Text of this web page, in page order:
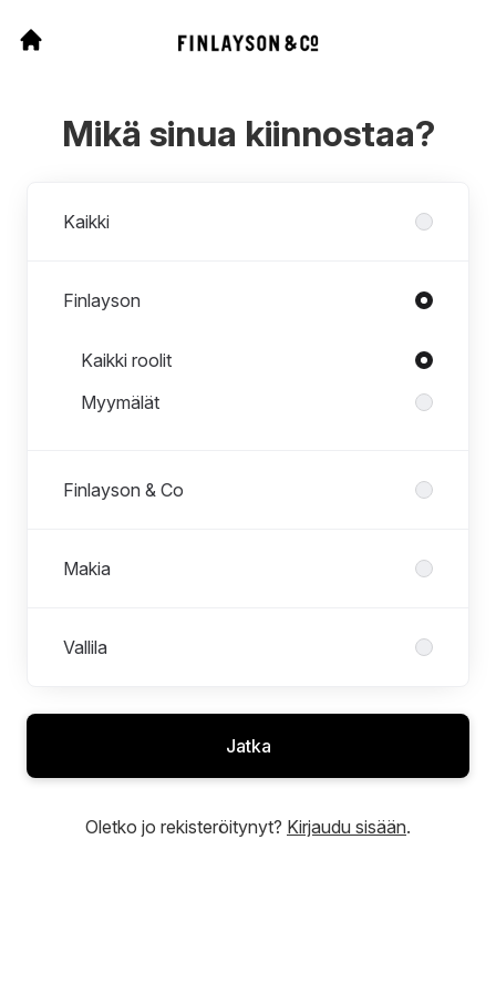
Mikä sinua kiinnostaa?
Kaikki
Finlayson
Roolit osastossa Finlayson
Kaikki roolit
Myymälät
Finlayson & Co
Makia
Vallila
Jatka
Oletko jo rekisteröitynyt? Kirjaudu sisään.